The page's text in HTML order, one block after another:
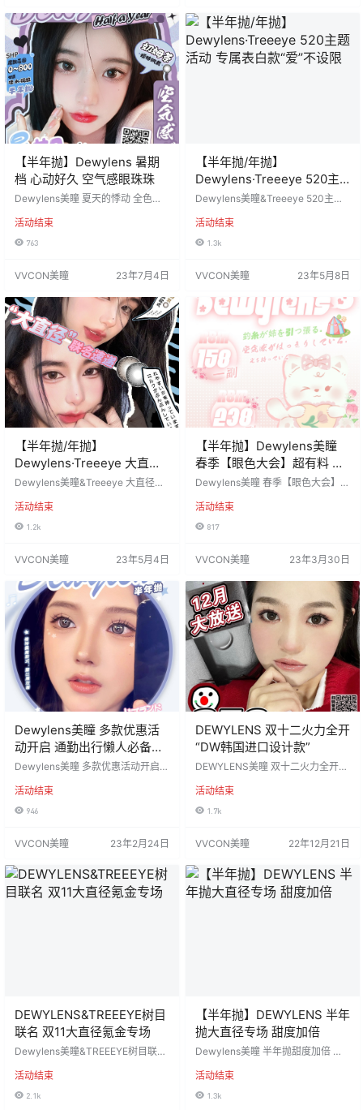
⭐======== 发货地区：江苏省苏
州市 佩戴周期：半年抛 默认快递：
申通 …
韩国icodi 含硅水凝胶 度数范围：0-
80…
【半年抛】Dewylens 暑期
档 心动好久 空气感眼珠珠
Dewylens美瞳 夏天的悸动 全色板
久的暑期活动 活动价：138/1副 19
8/2副 298/4副 活动时间：2023年7
省苏州市 佩戴周期：半年抛 默认快
6 工厂材质：韩国icodi…
活动结束
763
VVCON美瞳 23年7月4日
【半年抛/年抛】
Dewylens·Treeeye 520主
题活动 专属表白款“爱”不设
Dewylens美瞳&Treeeye 520主题
结一触即发 99两副特宠粉大型福利
活动时间：2023年5月8日-直到下
戴周期：年抛/半年抛 默认快递：申
凝胶 度数范围：0-1000度，有52
5/575 偏远邮费：…
活动结束
1.3k
VVCON美瞳 23年5月8日
【半年抛/年抛】
Dewylens·Treeeye 大直径
联名活动 敏感眼超好带
Dewylens美瞳&Treeeye 大直径联
绝传统大直径死黑、假眼 三倍大眼
秘术➡️升级版美眼提案 活动价：13
6月4日 ========⭐发货详情⭐==
市…
活动结束
1.2k
VVCON美瞳 23年5月4日
【半年抛】Dewylens美瞳
春季【眼色大会】超有料 出
游好春光一整天
Dewylens美瞳 春季【眼色大会】超
口mpc硅水材质 出游好春光一整天
水润无感💧 活动价：158一副 238
====== 发货地区：江苏省苏州市
含水量：38% 工厂材质：韩国icod
i…
活动结束
817
VVCON美瞳 23年3月30日
Dewylens美瞳 多款优惠活
动开启 通勤出行懒人必备小
直径款
Dewylens美瞳 多款优惠活动开启
UN&☁️NEBULA系列 通勤出行懒人
必备小直径款 cute💓系列 活动价：
========⭐发货详情⭐…
活动结束
946
VVCON美瞳 23年2月24日
DEWYLENS 双十二火力全开
“DW韩国进口设计款”
DEWYLENS美瞳 双十二火力全开
甜酪乳 🍇水感晶黑 🫐雾感芋蓝 超好
搭的dw韩国进口设计款 全系列色板
=====⭐发货详情⭐======== 发
活动结束
1.7k
VVCON美瞳 22年12月21日
DEWYLENS&TREEEYE树目
联名 双11大直径氪金专场
Dewylens美瞳&TREEEYE树目联名
与年抛的多重选择🌟 直径14.5mm/
含水量38% 暖暖蜜糖栗🌰醋栗子 芭
比黑玫瑰🥀藤比黑玫酱 奥利奥奶芙
活动结束
2.1k
【半年抛】DEWYLENS 半年
抛大直径专场 甜度加倍
Dewylens美瞳 半年抛甜度加倍 大
价格：158一副 258两副 活动时间：
2022年10月18日-结束前通知 ===
=====⭐发货详情⭐======== 发
活动结束
1.3k